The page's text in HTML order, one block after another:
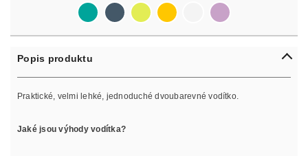
pastelgreen
petrol neonyellow
yellow white lilac
Popis produktu
Praktické, velmi lehké, jednoduché dvoubarevné vodítko.
Jaké jsou výhody vodítka?